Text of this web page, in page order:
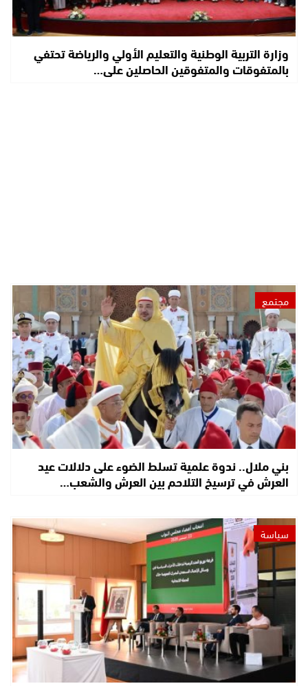
وزارة التربية الوطنية والتعليم الأولي والرياضة تحتفي
بالمتفوقات والمتفوقين الحاصلين على…
مجتمع
بني ملال.. ندوة علمية تسلط الضوء على دلالات عيد
العرش في ترسيخ التلاحم بين العرش والشعب…
سياسة